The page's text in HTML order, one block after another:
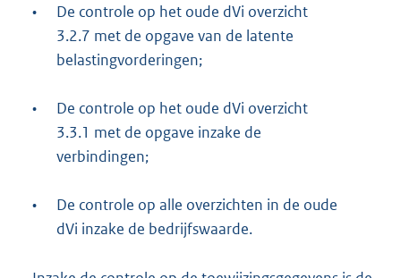
•
De controle op het oude dVi overzicht
3.2.7 met de opgave van de latente
belastingvorderingen;
•
De controle op het oude dVi overzicht
3.3.1 met de opgave inzake de
verbindingen;
•
De controle op alle overzichten in de oude
dVi inzake de bedrijfswaarde.